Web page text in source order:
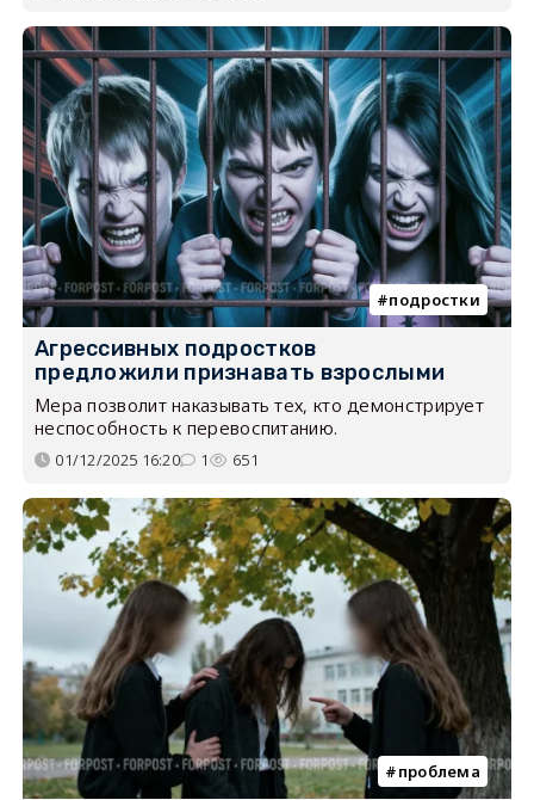
подростки
Агрессивных подростков
предложили признавать взрослыми
Мера позволит наказывать тех, кто демонстрирует
неспособность к перевоспитанию.
01/12/2025 16:20 1 651
проблема